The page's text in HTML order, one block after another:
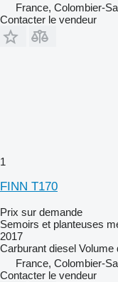
France, Colombier-
Contacter le vendeur
1
FINN T170
Prix sur demande
Semoirs et planteuses
2017
Carburant diesel Volume
France, Colombier-
Contacter le vendeur